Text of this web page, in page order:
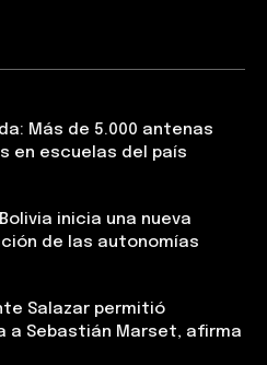
Más de 5.000 antenas
en escuelas del país
inicia una nueva
de las autonomías
Salazar permitió
a Sebastián Marset, afirma